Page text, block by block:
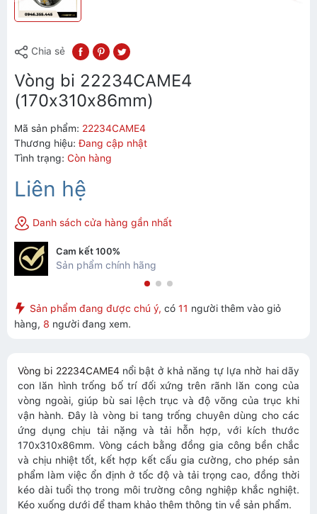
Chia sẻ
Vòng bi 22234CAME4
(170x310x86mm)
Mã sản phẩm: 22234CAME4
Thương hiệu: Đang cập nhật
Tình trạng: Còn hàng
Liên hệ
Danh sách cửa hàng gần nhất
Cam kết 100%
Sản phẩm chính hãng
Sản phẩm đang được chú ý, có 11 người thêm vào giỏ
hàng, 8 người đang xem.
Vòng bi 22234CAME4nổi bật ở khả năng tự lựa nhờ hai dãy
con lăn hình trống bố trí đối xứng trên rãnh lăn cong của
vòng ngoài, giúp bù sai lệch trục và độ võng của trục khi
vận hành. Đây là vòng bi tang trống chuyên dùng cho các
ứng dụng chịu tải nặng và tải hỗn hợp, với kích thước
170x310x86mm. Vòng cách bằng đồng gia công bền chắc
và chịu nhiệt tốt, kết hợp kết cấu gia cường, cho phép sản
phẩm làm việc ổn định ở tốc độ và tải trọng cao, đồng thời
kéo dài tuổi thọ trong môi trường công nghiệp khắc nghiệt.
Kéo xuống dưới để tham khảo thêm thông tin về sản phẩm.